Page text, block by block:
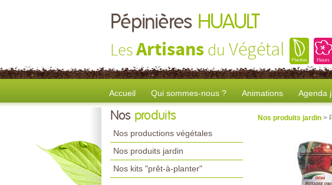
Pépinières HUAULT
LesArtisans du Végétal
Accueil Qui sommes-nous ? Animations Agenda
Nos produits
Nos productions végétales
Nos produits jardin
Nos kits "prêt-à-planter"
Nos produits jardin >